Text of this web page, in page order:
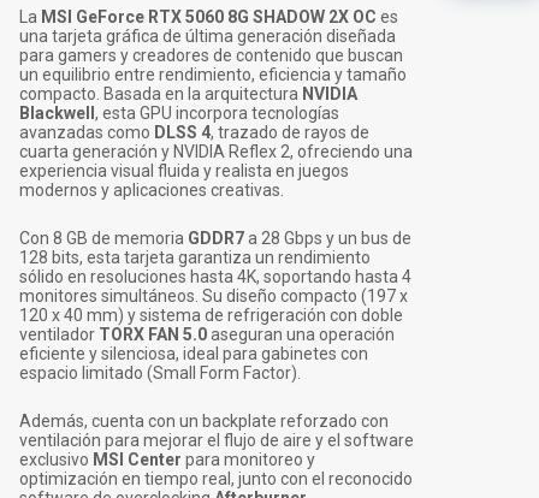
La MSI GeForce RTX 5060 8G SHADOW 2X OC es
una tarjeta gráfica de última generación diseñada
para gamers y creadores de contenido que buscan
un equilibrio entre rendimiento, eficiencia y tamaño
compacto. Basada en la arquitectura NVIDIA
Blackwell , esta GPU incorpora tecnologías
avanzadas como DLSS 4, trazado de rayos de
cuarta generación y NVIDIA Reflex 2, ofreciendo una
experiencia visual fluida y realista en juegos
modernos y aplicaciones creativas.
Con 8 GB de memoria GDDR7a 28 Gbps y un bus de
128 bits, esta tarjeta garantiza un rendimiento
sólido en resoluciones hasta 4K, soportando hasta 4
monitores simultáneos. Su diseño compacto (197 x
120 x 40 mm) y sistema de refrigeración con doble
ventilador TORX FAN 5.0aseguran una operación
eficiente y silenciosa, ideal para gabinetes con
espacio limitado (Small Form Factor).
Además, cuenta con un backplate reforzado con
ventilación para mejorar el flujo de aire y el software
exclusivo MSI Center para monitoreo y
optimización en tiempo real, junto con el reconocido